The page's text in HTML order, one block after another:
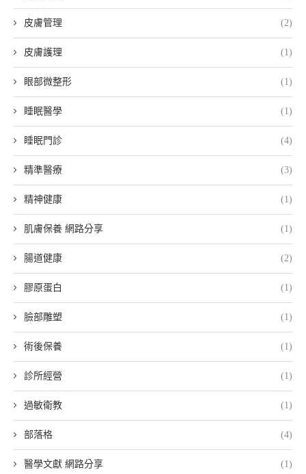
皮膚管理 (2)
皮膚護理 (1)
眼部微整形 (1)
睡眠醫學 (1)
睡眠門診 (4)
精準醫療 (3)
精神健康 (1)
肌膚保養 網路分享 (1)
腸道健康 (2)
膠原蛋白 (1)
臉部雕塑 (1)
術後保養 (1)
診所經營 (1)
過敏衛教 (1)
部落格 (4)
醫學文獻 網路分享 (1)